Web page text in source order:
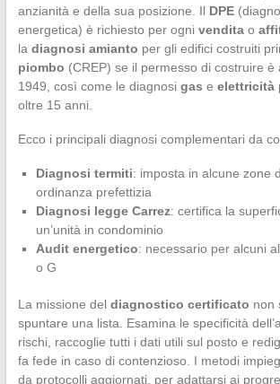
anzianità e della sua posizione. Il DPE
energetica) è richiesto per ogni venditao
la diagnosi amianto per gli edifici costruiti
piombo (CREP) se il permesso di costruire è
1949, così come le diagnosi gas e elettricità
oltre 15 anni.
Ecco i principali diagnosi complementari da
Diagnosi termiti: imposta in alcune zone
ordinanza prefettizia
Diagnosi legge Carrez: certifica la
un’unità in condominio
Audit energetico: necessario per alcuni
o G
La missione del diagnostico certificato non
spuntare una lista. Esamina le specificità
rischi, raccoglie tutti i dati utili sul posto e
fa fede in caso di contenzioso. I metodi
da protocolli aggiornati, per adattarsi ai